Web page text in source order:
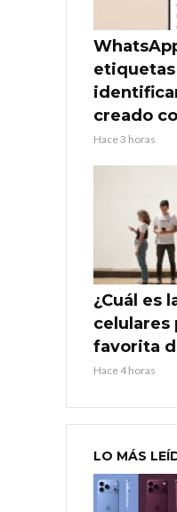
etiquetas
creado
Hace 3 horas
¿Cuál es
celulares
favorita
Hace 4 horas
LO MÁS